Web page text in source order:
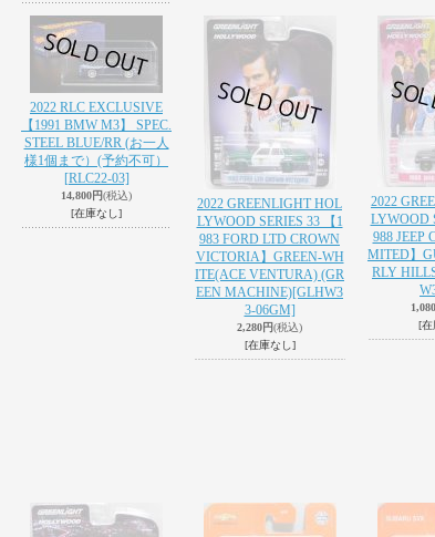
2022 RLC EXCLUSIVE
【1991 BMW M3】 SPEC.
STEEL BLUE/RR (お一人
様1個まで）(予約不可）
[RLC22-03]
14,800円(税込)
[在庫なし]
2022 GREENLIGHT HOL
LYWOOD SERIES 33 【1
983 FORD LTD CROWN
VICTORIA】GREEN-WH
ITE(ACE VENTURA) (GR
EEN MACHINE)[GLHW3
3-06GM]
2,280円(税込)
[在庫なし]
2022
LYWOOD
988 JEEP
MITED】
RLY
[在